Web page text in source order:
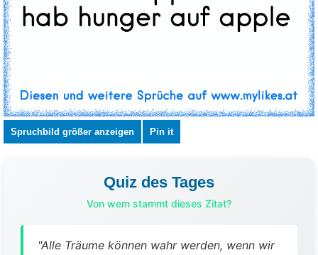
Spruchbild größer anzeigen Pin it
Quiz des Tages
Von wem stammt dieses Zitat?
"Alle Träume können wahr werden, wenn wir